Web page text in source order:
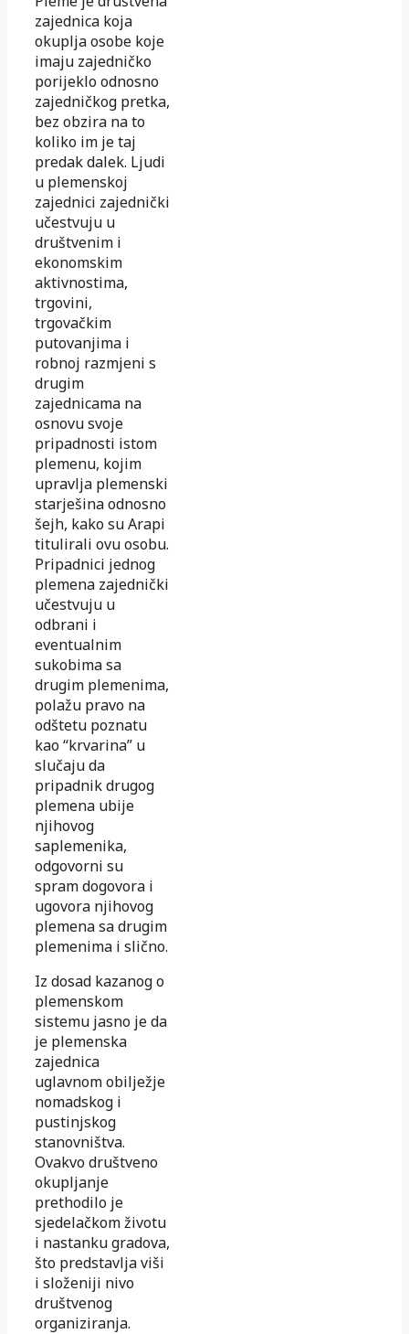
zajednica koja
okuplja osobe koje
imaju zajedničko
porijeklo odnosno
zajedničkog pretka,
bez obzira na to
koliko im je taj
predak dalek. Ljudi
u plemenskoj
zajednici zajednički
učestvuju u
društvenim i
ekonomskim
aktivnostima,
trgovini,
trgovačkim
putovanjima i
robnoj razmjeni s
drugim
zajednicama na
osnovu svoje
pripadnosti istom
plemenu, kojim
upravlja plemenski
starješina odnosno
šejh, kako su Arapi
titulirali ovu osobu.
Pripadnici jednog
plemena zajednički
učestvuju u
odbrani i
eventualnim
sukobima sa
drugim plemenima,
polažu pravo na
odštetu poznatu
kao “krvarina” u
slučaju da
pripadnik drugog
plemena ubije
njihovog
saplemenika,
odgovorni su
spram dogovora i
ugovora njihovog
plemena sa drugim
plemenima i slično.
Iz dosad kazanog o
plemenskom
sistemu jasno je da
je plemenska
zajednica
uglavnom obilježje
nomadskog i
pustinjskog
stanovništva.
Ovakvo društveno
okupljanje
prethodilo je
sjedelačkom životu
i nastanku gradova,
što predstavlja viši
i složeniji nivo
društvenog
organiziranja.